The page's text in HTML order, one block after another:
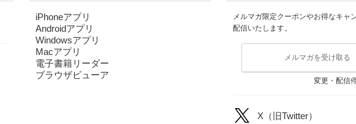
iPhoneアプリ
Androidアプリ
Windowsアプリ
Macアプリ
電子書籍リーダー
ブラウザビューア
メルマガ限定クーポンやお得なキャ
配信いたします。
メルマガを受け取る
変更・配信
X（旧Twitter）